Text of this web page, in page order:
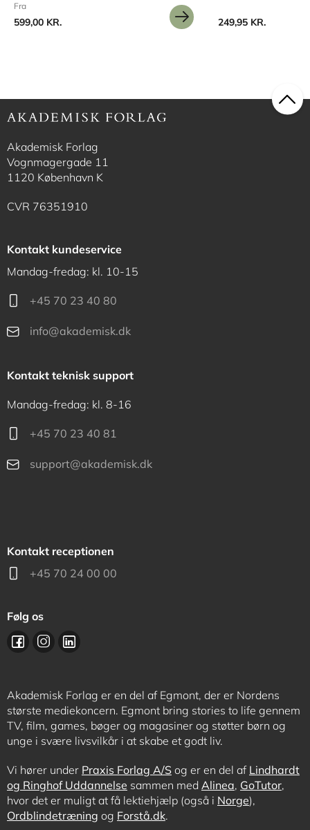
Fra
599,00 KR. 249,95 KR.
Akademisk Forlag
Vognmagergade 11
1120 København K
CVR 76351910
Kontakt kundeservice
Mandag-fredag: kl. 10-15
+45 70 23 40 80
info@akademisk.dk
Kontakt teknisk support
Mandag-fredag: kl. 8-16
+45 70 23 40 81
support@akademisk.dk
Kontakt receptionen
+45 70 24 00 00
Følg os
Akademisk Forlag er en del af Egmont, der er Nordens
største mediekoncern. Egmont bring stories to life gennem
TV, film, games, bøger og magasiner og støtter børn og
unge i svære livsvilkår i at skabe et godt liv.
Vi hører under Praxis Forlag A/S og er en del af Lindhardt
og Ringhof Uddannelse sammen med Alinea, GoTutor,
hvor det er muligt at få lektiehjælp (også i Norge),
Ordblindetræning og Forstå.dk.